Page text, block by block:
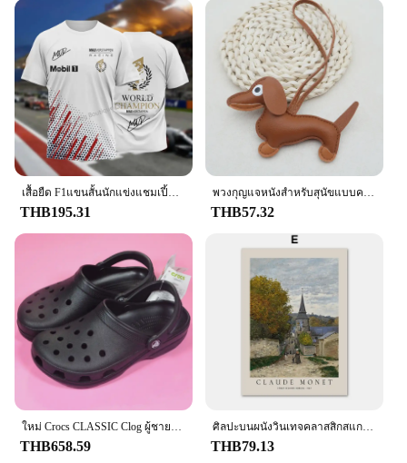
Typical Adaptive Scenario: Ideal for daily wear,
workouts, or as part of a uniform
Shape or Size or Weight or Quantity: Available in a
range of sizes to fit most body types
Performance and Property: Breathable, durable, and
comfortable for extended wear
Features:
**Unmatched Comfort and Durability**
The Classic Champion Tshirt is crafted from
premium cotton, offering a soft touch that's gentle
on the skin. Its breathable fabric ensures you stay
durable construction withstands the rigors of daily
wear. Whether you're heading to the gym, running
errands, or enjoying a casual day out, this tshirt is
designed to keep up with your lifestyle.
**Versatile Style for Every Occasion**
The Classic Champion Tshirt is more than just a
piece of clothing; it's a statement of style. Its
timeless design and bold graphics make it a
versatile addition to any wardrobe. Whether you're
looking to layer under a jacket or wear it solo, this
tshirt transitions seamlessly from day to night. Its
THB195.31 THB57.32
ใหม่ Crocs CLASSIC Clog ผู้ชายผู้หญิงรองเท้าแตะลําลอง Unisex ปิดนิ้วเท้า SLIP-Ons กลางแจ้งคู่รองเท้าชายหาดระบายอากาศ
THB658.59
ศิลปะบนผนังวินเทจคลาสสิกสแกนดิเนเวียนแอบสแตรกโมเนตโปสเตอร์ผ้าใบลายพิมพ์ HD hiasan kamar นั่งเล่นห้องนอนบ้าน
THB79.13